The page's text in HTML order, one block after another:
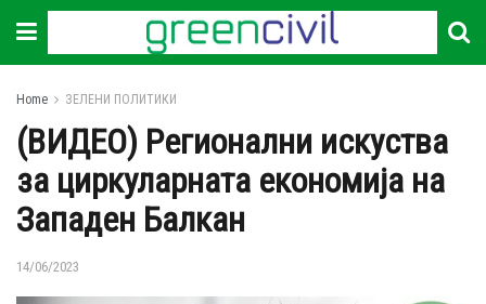
Home ЗЕЛЕНИ ПОЛИТИКИ
(ВИДЕО) Регионални искуства
за циркуларната економија на
Западен Балкан
14/06/2023